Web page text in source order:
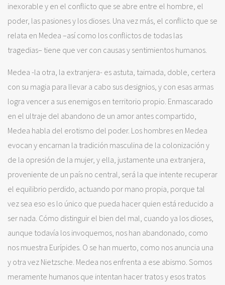
inexorable y en el conflicto que se abre entre el hombre, el
poder, las pasiones y los dioses. Una vez más, el conflicto que se
relata en Medea –así como los conflictos de todas las
tragedias– tiene que ver con causas y sentimientos humanos.
Medea -la otra, la extranjera- es astuta, taimada, doble, certera
con su magia para llevar a cabo sus designios, y con esas armas
logra vencer a sus enemigos en territorio propio. Enmascarado
en el ultraje del abandono de un amor antes compartido,
Medea habla del erotismo del poder. Los hombres en Medea
evocan y encarnan la tradición masculina de la colonización y
de la opresión de la mujer, y ella, justamente una extranjera,
proveniente de un país no central, será la que intente recuperar
el equilibrio perdido, actuando por mano propia, porque tal
vez sea eso es lo único que pueda hacer quien está reducido a
ser nada. Cómo distinguir el bien del mal, cuando ya los dioses,
aunque todavía los invoquemos, nos han abandonado, como
nos muestra Eurípides. O se han muerto, como nos anuncia una
y otra vez Nietzsche. Medea nos enfrenta a ese abismo. Somos
meramente humanos que intentan hacer tratos y esos tratos